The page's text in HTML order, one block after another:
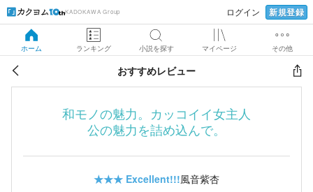
KADOKAWA Group ログイン 新規登録
ホーム ランキング 小説を探す マイページ その他
おすすめレビュー
和モノの魅力。カッコイイ女主人
公の魅力を詰め込んで。
★★★ Excellent!!!風音紫杏